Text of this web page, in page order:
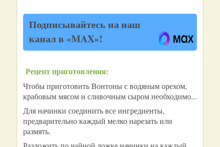
Подписывайтесь на наш
канал в «MAX»!
Рецепт приготовления:
Чтобы приготовить Вонтоны с водяным орехом,
крабовым мясом и сливочным сыром необходимо...
Для начинки соединить все ингредиенты,
предварительно каждый мелко нарезать или
размять.